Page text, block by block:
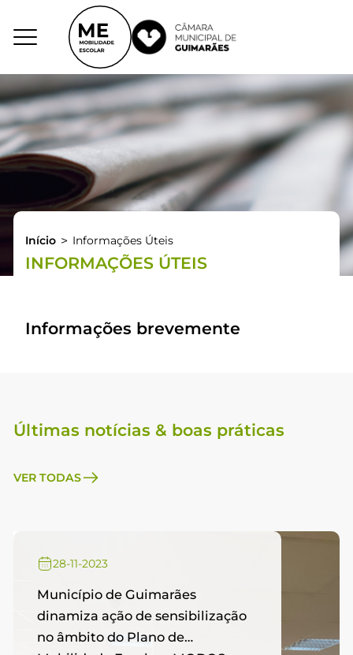
Início > Informações Úteis
INFORMAÇÕES ÚTEIS
Informações brevemente
Últimas notícias & boas práticas
VER TODAS
28-11-2023
Município de Guimarães
dinamiza ação de sensibilização
no âmbito do Plano de